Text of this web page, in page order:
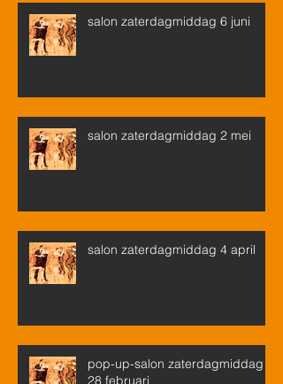
salon zaterdagmiddag 6 juni
salon zaterdagmiddag 2 mei
salon zaterdagmiddag 4 april
pop-up-salon zaterdagmiddag
28 februari